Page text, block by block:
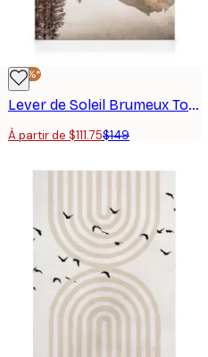
-25%*
Lever de Soleil Brumeux Toile
À partir de $111.75$149